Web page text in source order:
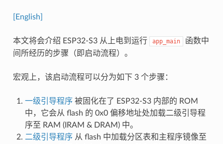
[English]
本文将会介绍 ESP32-S3 从上电到运行 app_main
函数中
间所经历的步骤（即启动流程）。
宏观上，该启动流程可以分为如下 3 个步骤：
一级引导程序 被固化在了 ESP32-S3 内部的 ROM
中，它会从 flash 的 0x0 偏移地址处加载二级引导程
序至 RAM (IRAM & DRAM) 中。
二级引导程序 从 flash 中加载分区表和主程序镜像至